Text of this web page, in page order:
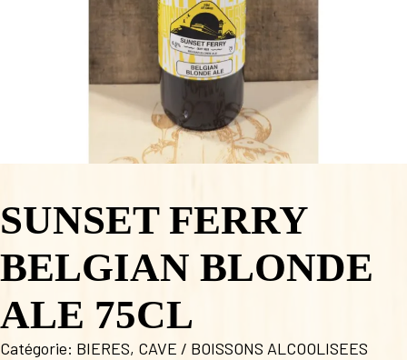
SUNSET FERRY
BELGIAN BLONDE
ALE 75CL
Catégorie: BIERES, CAVE / BOISSONS ALCOOLISEES